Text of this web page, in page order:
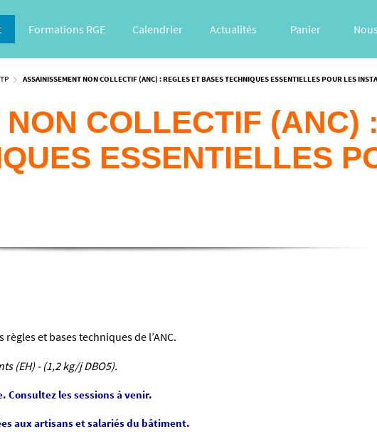
Formations RGE Calendrier Actualités Panier
ASSAINISSEMENT NON COLLECTIF (ANC) : REGLES ET BASES TECHNIQUES ESSENTIELLES POUR LES
COLLECTIF (ANC)
ESSENTIELLES
et bases techniques de l’ANC.
(EH) - (1,2 kg/j DBO5).
Consultez les sessions à venir.
aux artisans et salariés du bâtiment.